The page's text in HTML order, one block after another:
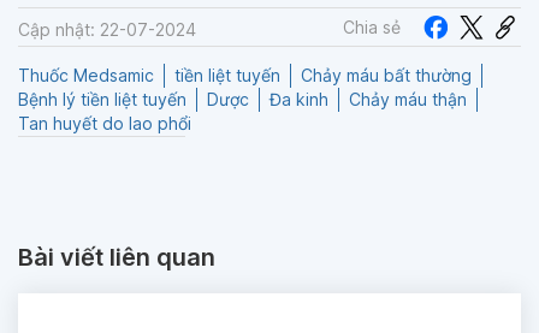
Cập nhật: 22-07-2024 Chia sẻ
Thuốc Medsamic tiền liệt tuyến
Chảy máu bất thường
Bệnh lý tiền liệt tuyến
Dược Đa kinh
Chảy máu thận
Tan huyết do lao phổi
Bài viết liên quan